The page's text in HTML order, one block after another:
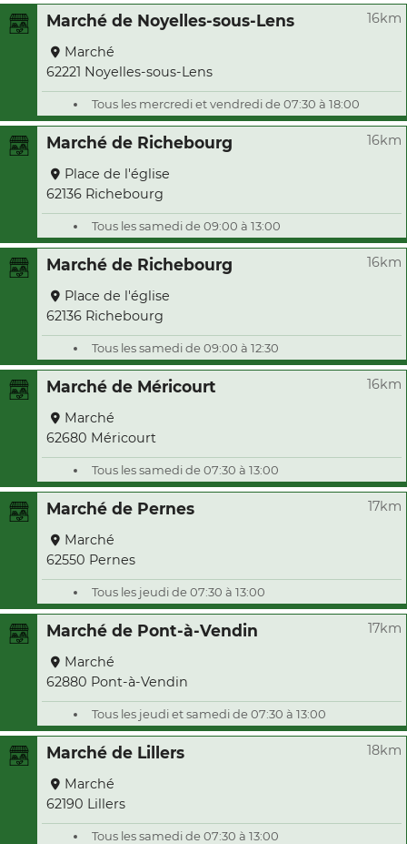
Marché de Noyelles-sous-Lens 16km
Marché
62221 Noyelles-sous-Lens
Tous les mercredi et vendredi de 07:30 à 18:00
Marché de Richebourg 16km
Place de l'église
62136 Richebourg
Tous les samedi de 09:00 à 13:00
Marché de Richebourg 16km
Place de l'église
62136 Richebourg
Tous les samedi de 09:00 à 12:30
Marché de Méricourt 16km
Marché
62680 Méricourt
Tous les samedi de 07:30 à 13:00
Marché de Pernes 17km
Marché
62550 Pernes
Tous les jeudi de 07:30 à 13:00
Marché de Pont-à-Vendin 17km
Marché
62880 Pont-à-Vendin
Tous les jeudi et samedi de 07:30 à 13:00
Marché de Lillers 18km
Marché
62190 Lillers
Tous les samedi de 07:30 à 13:00